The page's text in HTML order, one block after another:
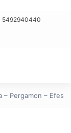
5492940440
– Pergamon – Efes